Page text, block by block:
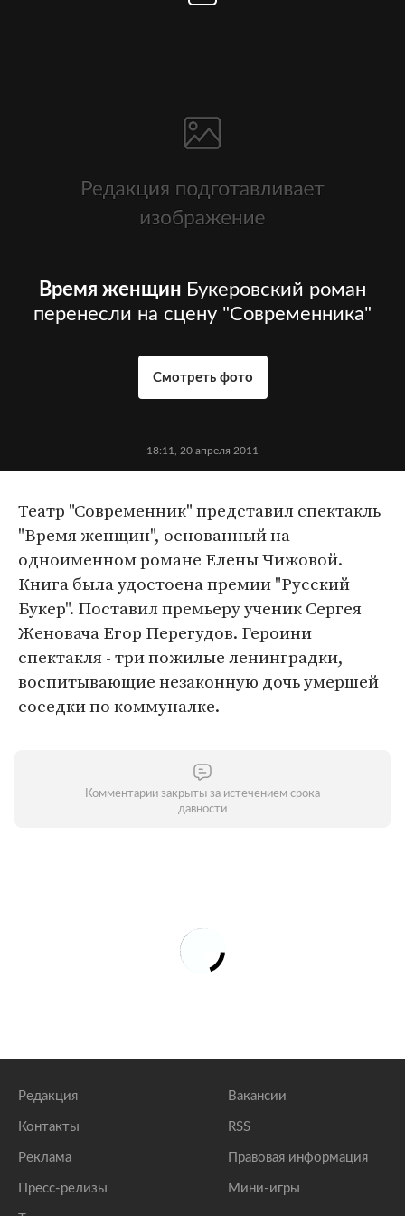
Время женщин Букеровский роман
перенесли на сцену "Современника"
Смотреть фото
18:11, 20 апреля 2011
Театр "Современник" представил спектакль
"Время женщин", основанный на
одноименном романе Елены Чижовой.
Книга была удостоена премии "Русский
Букер". Поставил премьеру ученик Сергея
Женовача Егор Перегудов. Героини
спектакля - три пожилые ленинградки,
воспитывающие незаконную дочь умершей
соседки по коммуналке.
Комментарии закрыты за истечением срока
давности
Редакция
Контакты
Реклама
Пресс-релизы
Вакансии
RSS
Правовая информация
Мини-игры